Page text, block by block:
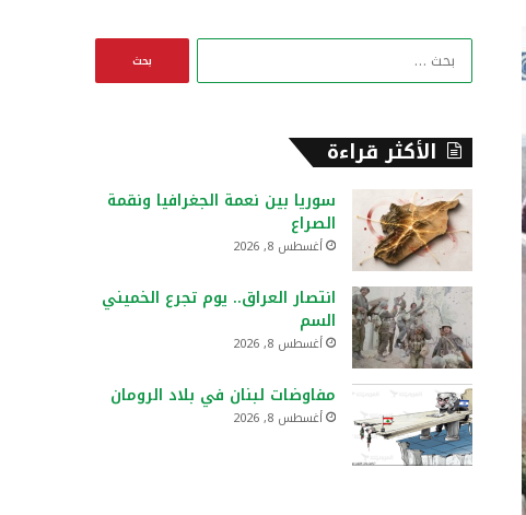
ا
ن
:
الأكثر قراءة
سوريا بين نعمة الجغرافيا ونقمة
الصراع
أغسطس 8, 2026
انتصار العراق.. يوم تجرع الخميني
السم
أغسطس 8, 2026
مفاوضات لبنان في بلاد الرومان
أغسطس 8, 2026